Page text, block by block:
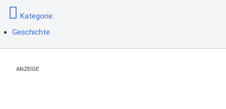
Kategorie:
Geschichte
ANZEIGE